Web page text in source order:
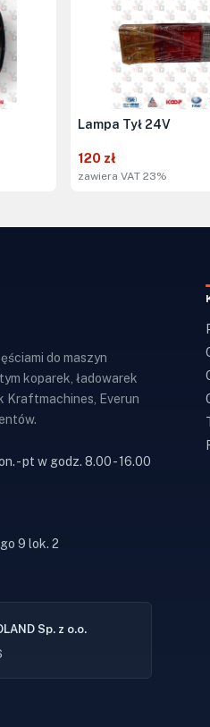
Lampa Tył 24V
120 zł
zawiera VAT 23%
do maszyn
koparek, ładowarek
Kraftmachines, Everun
- pt w godz. 8.00 - 16.00
9 lok. 2
Sp. z o.o.